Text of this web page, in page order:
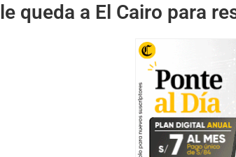
le queda a El Cairo para